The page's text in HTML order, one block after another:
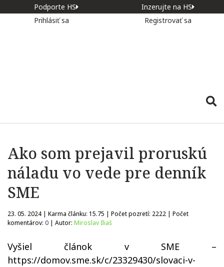
Podporte HS
Inzerujte na HS
Prihlásiť sa
Registrovať sa
Ako som prejavil proruskú
náladu vo vede pre denník
SME
23. 05. 2024 | Karma článku: 15.75 | Počet pozretí: 2222 | Počet
komentárov: 0 | Autor: Miroslav Iliaš
Vyšiel článok v SME –
https://domov.sme.sk/c/23329430/slovaci-v-